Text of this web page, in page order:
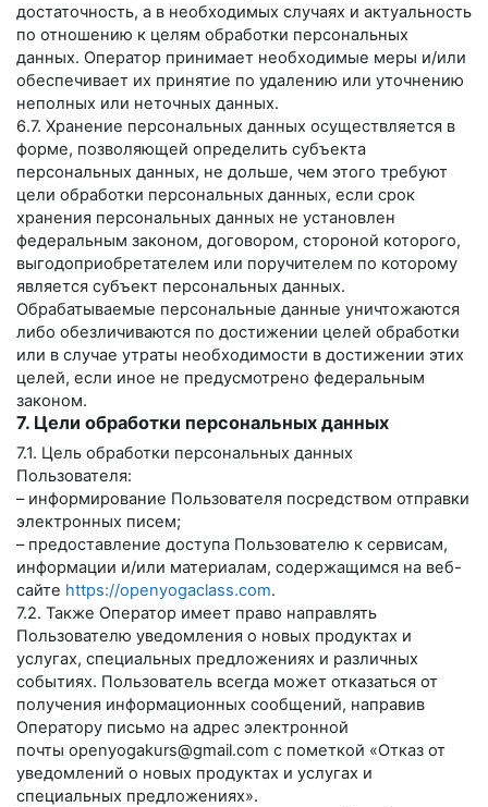
достаточность, а в необходимых случаях и актуальность
по отношению к целям обработки персональных
данных. Оператор принимает необходимые меры и/или
обеспечивает их принятие по удалению или уточнению
неполных или неточных данных.
6.7. Хранение персональных данных осуществляется в
форме, позволяющей определить субъекта
персональных данных, не дольше, чем этого требуют
цели обработки персональных данных, если срок
хранения персональных данных не установлен
федеральным законом, договором, стороной которого,
выгодоприобретателем или поручителем по которому
является субъект персональных данных.
Обрабатываемые персональные данные уничтожаются
либо обезличиваются по достижении целей обработки
или в случае утраты необходимости в достижении этих
целей, если иное не предусмотрено федеральным
законом.
7. Цели обработки персональных данных
7.1. Цель обработки персональных данных
Пользователя:
– информирование Пользователя посредством отправки
электронных писем;
– предоставление доступа Пользователю к сервисам,
информации и/или материалам, содержащимся на веб-
сайте https://openyogaclass.com.
7.2. Также Оператор имеет право направлять
Пользователю уведомления о новых продуктах и
услугах, специальных предложениях и различных
событиях. Пользователь всегда может отказаться от
получения информационных сообщений, направив
Оператору письмо на адрес электронной
почты openyogakurs@gmail.com с пометкой «Отказ от
уведомлений о новых продуктах и услугах и
специальных предложениях».